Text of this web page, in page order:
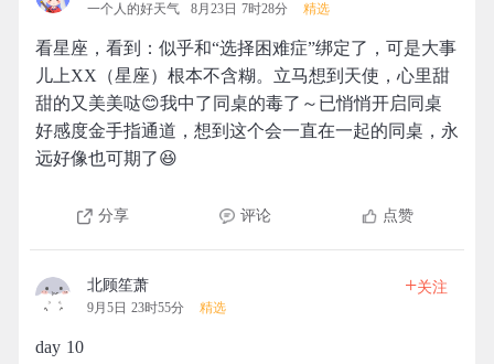
一个人的好天气 8月23日 7时28分 精选
看星座，看到：似乎和“选择困难症”绑定了，可是大事
儿上XX（星座）根本不含糊。立马想到天使，心里甜
甜的又美美哒😊我中了同桌的毒了～已悄悄开启同桌
好感度金手指通道，想到这个会一直在一起的同桌，永
远好像也可期了😆
分享 评论 点赞
北顾笙萧
9月5日 23时55分 精选
+关注
day 10